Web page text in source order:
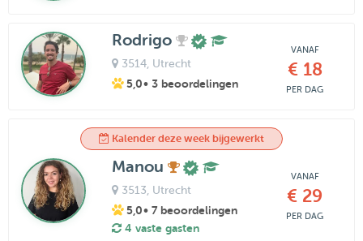
Rodrigo
3514, Utrecht
5,0• 3 beoordelingen
VANAF
€ 18
PER DAG
Kalender deze week bijgewerkt
Manou
3513 , Utrecht
5,0• 7 beoordelingen
4 vaste gasten
VANAF
€ 29
PER DAG